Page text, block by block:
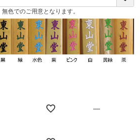
色でのご用意となります。
—